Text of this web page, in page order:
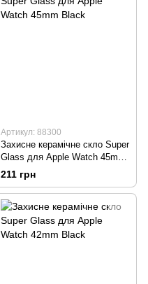
Артикул: 88300
Захисне керамічне скло Super
Glass для Apple Watch 45mm
Black
211 грн